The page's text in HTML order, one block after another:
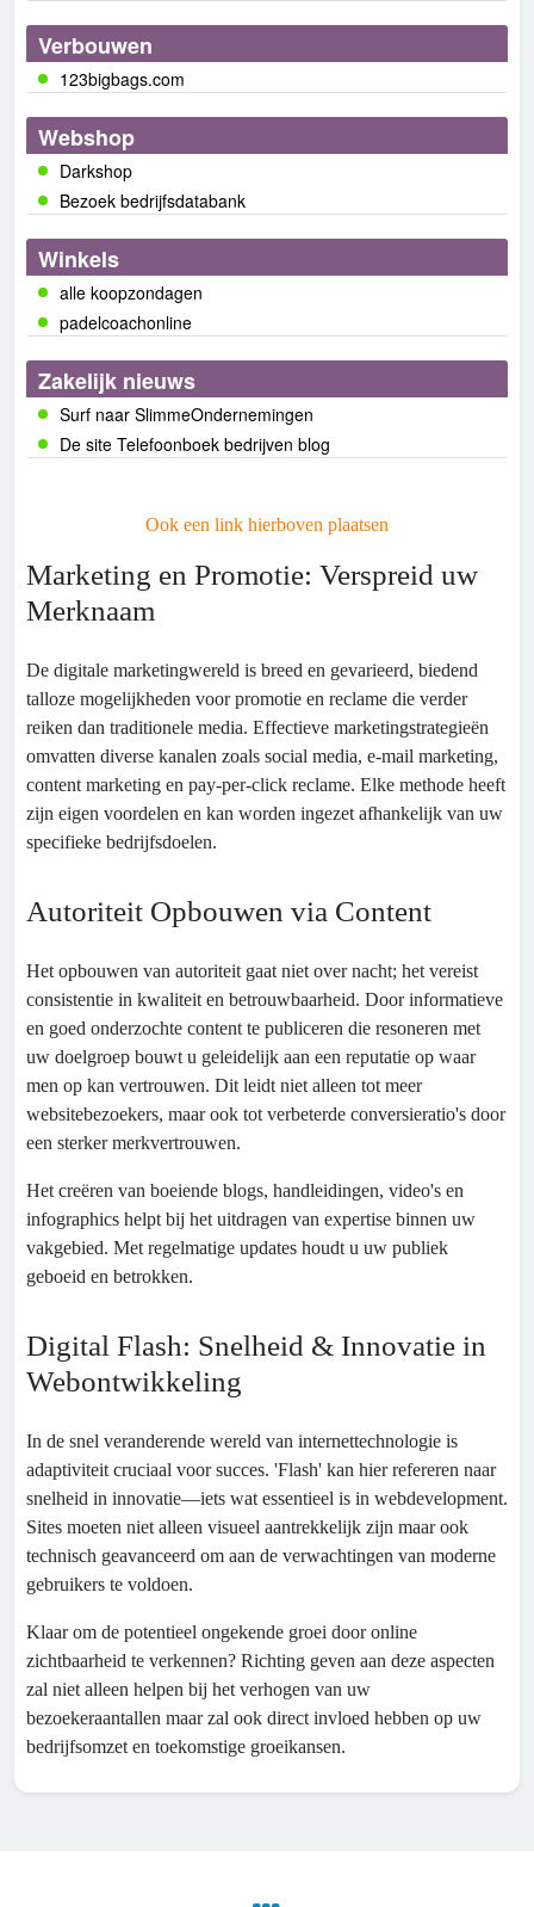
Verbouwen
123bigbags.com
Webshop
Darkshop
Bezoek bedrijfsdatabank
Winkels
alle koopzondagen
padelcoachonline
Zakelijk nieuws
Surf naar SlimmeOndernemingen
De site Telefoonboek bedrijven blog
Ook een link hierboven plaatsen
Marketing en Promotie: Verspreid uw
Merknaam
De digitale marketingwereld is breed en gevarieerd, biedend
talloze mogelijkheden voor promotie en reclame die verder
reiken dan traditionele media. Effectieve marketingstrategieën
omvatten diverse kanalen zoals social media, e-mail marketing,
content marketing en pay-per-click reclame. Elke methode heeft
zijn eigen voordelen en kan worden ingezet afhankelijk van uw
specifieke bedrijfsdoelen.
Autoriteit Opbouwen via Content
Het opbouwen van autoriteit gaat niet over nacht; het vereist
consistentie in kwaliteit en betrouwbaarheid. Door informatieve
en goed onderzochte content te publiceren die resoneren met
uw doelgroep bouwt u geleidelijk aan een reputatie op waar
men op kan vertrouwen. Dit leidt niet alleen tot meer
websitebezoekers, maar ook tot verbeterde conversieratio's door
een sterker merkvertrouwen.
Het creëren van boeiende blogs, handleidingen, video's en
infographics helpt bij het uitdragen van expertise binnen uw
vakgebied. Met regelmatige updates houdt u uw publiek
geboeid en betrokken.
Digital Flash: Snelheid & Innovatie in
Webontwikkeling
In de snel veranderende wereld van internettechnologie is
adaptiviteit cruciaal voor succes. 'Flash' kan hier refereren naar
snelheid in innovatie—iets wat essentieel is in webdevelopment.
Sites moeten niet alleen visueel aantrekkelijk zijn maar ook
technisch geavanceerd om aan de verwachtingen van moderne
gebruikers te voldoen.
Klaar om de potentieel ongekende groei door online
zichtbaarheid te verkennen? Richting geven aan deze aspecten
zal niet alleen helpen bij het verhogen van uw
bezoekeraantallen maar zal ook direct invloed hebben op uw
bedrijfsomzet en toekomstige groeikansen.